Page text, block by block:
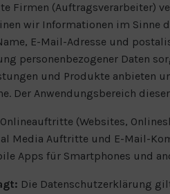
Firmen (Auftragsverarbeiter)
wir Informationen im Sinne
E-Mail-Adresse und
personenbezogener Daten
und Produkte anbieten
Der Anwendungsbereich
(Websites,
Media Auftritte und E-Mail-
Apps für Smartphones und
Die Datenschutzerklärung